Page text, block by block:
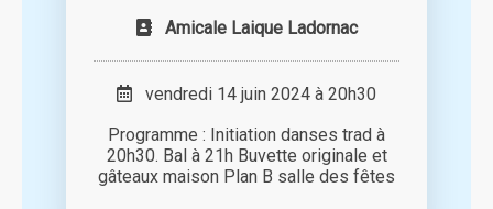
Amicale Laique Ladornac
vendredi 14 juin 2024 à 20h30
Programme : Initiation danses trad à
20h30. Bal à 21h Buvette originale et
gâteaux maison Plan B salle des fêtes